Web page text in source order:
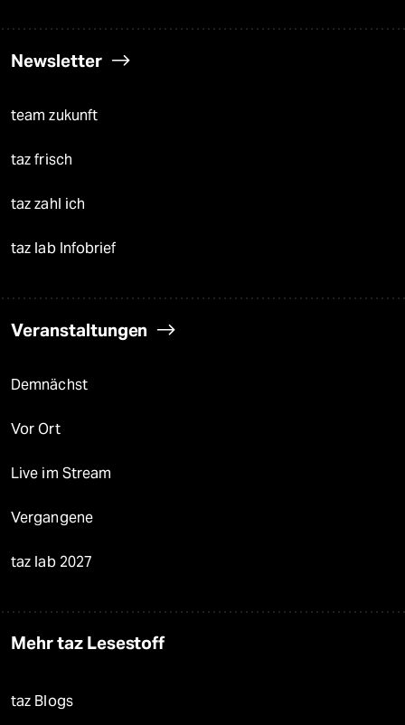
Newsletter
team zukunft
taz frisch
taz zahl ich
taz lab Infobrief
Veranstaltungen
Demnächst
Vor Ort
Live im Stream
Vergangene
taz lab 2027
Mehr taz Lesestoff
taz Blogs